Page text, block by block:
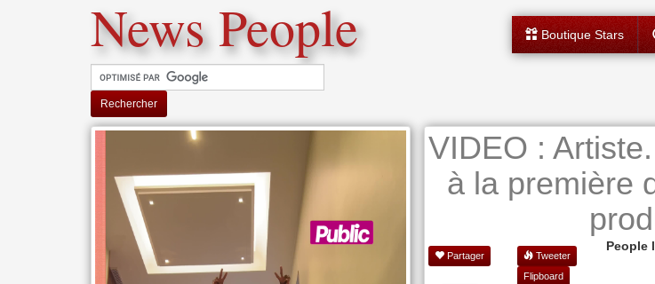
News People
Rechercher
Boutique Stars
VIDEO :
à la première
Partager
Tweeter
Flipboard
People